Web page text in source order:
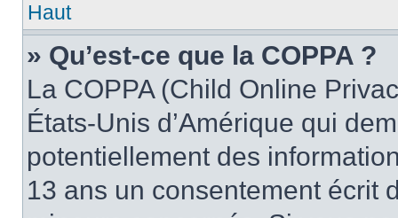
Haut
» Qu’est-ce que la COPPA ?
La COPPA (Child Online
États-Unis d’Amérique qui
potentiellement des
13 ans un consentement écrit